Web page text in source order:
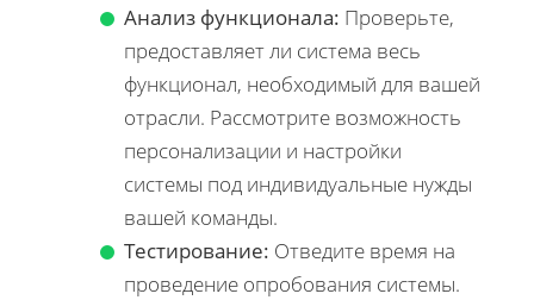
Анализ функционала: Проверьте,
предоставляет ли система весь
функционал, необходимый для вашей
отрасли. Рассмотрите возможность
персонализации и настройки
системы под индивидуальные нужды
вашей команды.
Тестирование: Отведите время на
проведение опробования системы.